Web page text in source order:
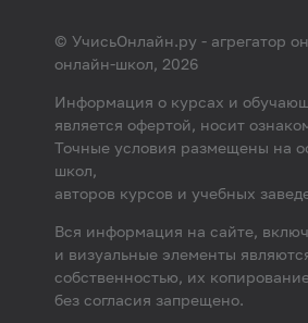
© УчисьОнлайн.ру - агрегатор
онлайн-школ, 2026
Информация о курсах и
является офертой, носит
Точные условия размещены на
школ,
авторов курсов и учебных
Вся информация на сайте,
и визуальные элементы
собственностью, их
без согласия запрещено.